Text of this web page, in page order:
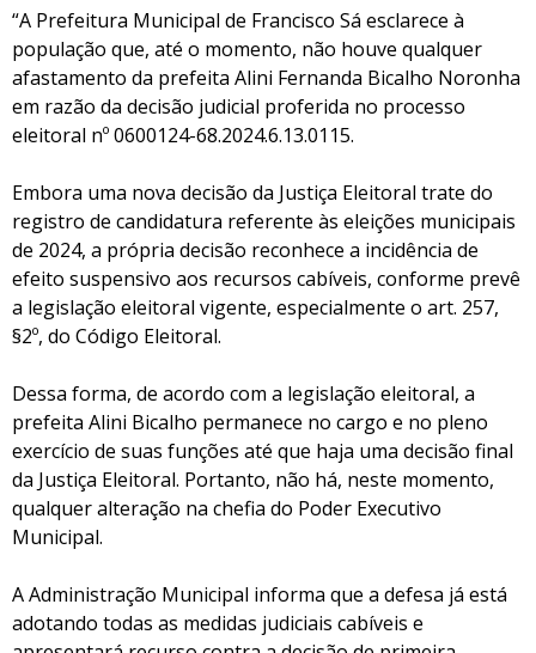
“A Prefeitura Municipal de Francisco Sá esclarece à
população que, até o momento, não houve qualquer
afastamento da prefeita Alini Fernanda Bicalho Noronha
em razão da decisão judicial proferida no processo
eleitoral nº 0600124-68.2024.6.13.0115.
Embora uma nova decisão da Justiça Eleitoral trate do
registro de candidatura referente às eleições municipais
de 2024, a própria decisão reconhece a incidência de
efeito suspensivo aos recursos cabíveis, conforme prevê
a legislação eleitoral vigente, especialmente o art. 257,
§2º, do Código Eleitoral.
Dessa forma, de acordo com a legislação eleitoral, a
prefeita Alini Bicalho permanece no cargo e no pleno
exercício de suas funções até que haja uma decisão final
da Justiça Eleitoral. Portanto, não há, neste momento,
qualquer alteração na chefia do Poder Executivo
Municipal.
A Administração Municipal informa que a defesa já está
adotando todas as medidas judiciais cabíveis e